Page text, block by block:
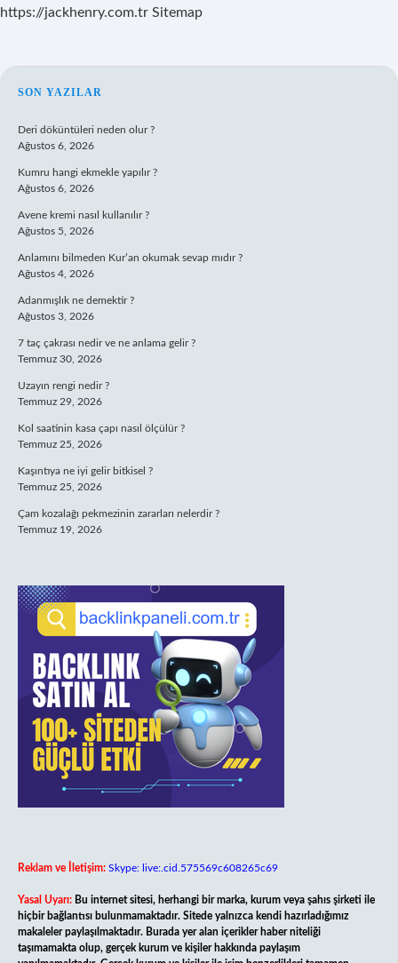
https://jackhenry.com.tr Sitemap
SIDEBAR
SON YAZILAR
Deri döküntüleri neden olur ?
Ağustos 6, 2026
Kumru hangi ekmekle yapılır ?
Ağustos 6, 2026
Avene kremi nasıl kullanılır ?
Ağustos 5, 2026
Anlamını bilmeden Kur’an okumak sevap mıdır ?
Ağustos 4, 2026
Adanmışlık ne demektir ?
Ağustos 3, 2026
7 taç çakrası nedir ve ne anlama gelir ?
Temmuz 30, 2026
Uzayın rengi nedir ?
Temmuz 29, 2026
Kol saatinin kasa çapı nasıl ölçülür ?
Temmuz 25, 2026
Kaşıntıya ne iyi gelir bitkisel ?
Temmuz 25, 2026
Çam kozalağı pekmezinin zararları nelerdir ?
Temmuz 19, 2026
Reklam ve İletişim: Skype: live:.cid.575569c608265c69
Yasal Uyarı: Bu internet sitesi, herhangi bir marka, kurum veya şahıs şirketi ile
hiçbir bağlantısı bulunmamaktadır. Sitede yalnızca kendi hazırladığımız
makaleler paylaşılmaktadır. Burada yer alan içerikler haber niteliği
taşımamakta olup, gerçek kurum ve kişiler hakkında paylaşım